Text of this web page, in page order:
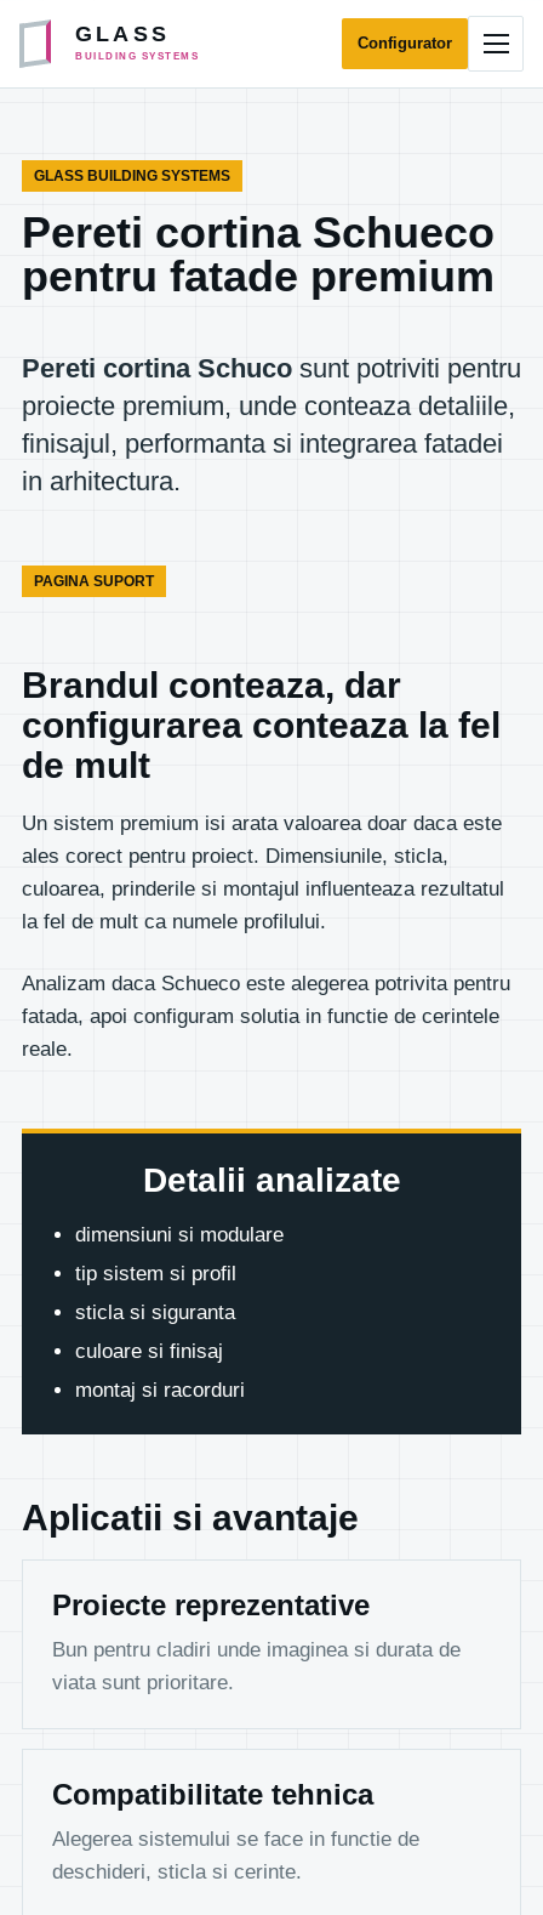
GLASS
BUILDING SYSTEMS
Configurator
GLASS BUILDING SYSTEMS
Pereti cortina Schueco
pentru fatade premium
Pereti cortina Schuco sunt potriviti pentru
proiecte premium, unde conteaza detaliile,
finisajul, performanta si integrarea fatadei
in arhitectura.
PAGINA SUPORT
Brandul conteaza, dar
configurarea conteaza la fel
de mult
Un sistem premium isi arata valoarea doar daca este
ales corect pentru proiect. Dimensiunile, sticla,
culoarea, prinderile si montajul influenteaza rezultatul
la fel de mult ca numele profilului.
Analizam daca Schueco este alegerea potrivita pentru
fatada, apoi configuram solutia in functie de cerintele
reale.
Detalii analizate
dimensiuni si modulare
tip sistem si profil
sticla si siguranta
culoare si finisaj
montaj si racorduri
Aplicatii si avantaje
Proiecte reprezentative
Bun pentru cladiri unde imaginea si durata de
viata sunt prioritare.
Compatibilitate tehnica
Alegerea sistemului se face in functie de
deschideri, sticla si cerinte.